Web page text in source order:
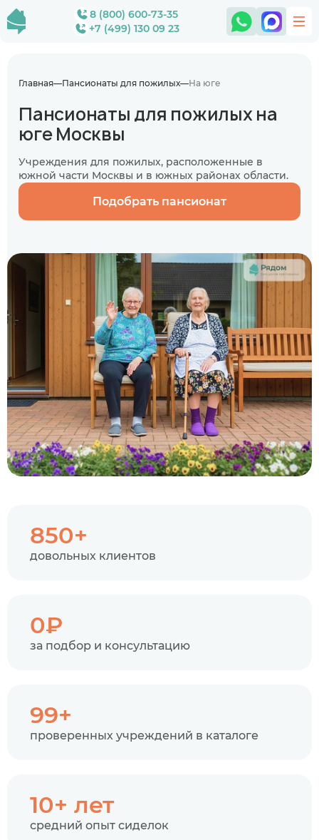
8 (800) 600-73-35
+7 (499) 130 09 23
Главная Пансионаты для пожилых На юге
Пансионаты для пожилых на
юге Москвы
Учреждения для пожилых, расположенные в
южной части Москвы и в южных районах области.
Подобрать пансионат
850+
довольных клиентов
0₽
за подбор и консультацию
99+
проверенных учреждений в каталоге
10+ лет
средний опыт сиделок